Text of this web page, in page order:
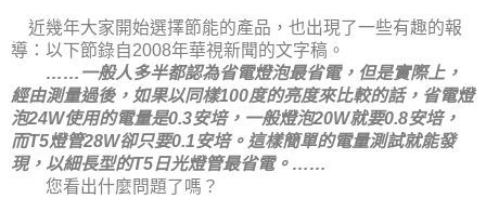
近幾年大家開始選擇節能的產品，也出現了一些有趣的報
導：以下節錄自2008年華視新聞的文字稿。
…… 一般人多半都認為省電燈泡最省電，但是實際上，
經由測量過後，如果以同樣100度的亮度來比較的話，省電燈
泡24W使用的電量是0.3安培，一般燈泡20W就要0.8安培，
而T5燈管28W卻只要0.1安培。這樣簡單的電量測試就能發
現，以細長型的T5日光燈管最省電。 ……
您看出什麼問題了嗎？